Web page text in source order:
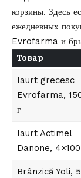
корзины. Здесь
ежедневных
Evrofarma и
Товар
Iaurt grecesc
Evrofarma,
г
Iaurt Actimel
Danone, 4×100
Brânzică Yoli,